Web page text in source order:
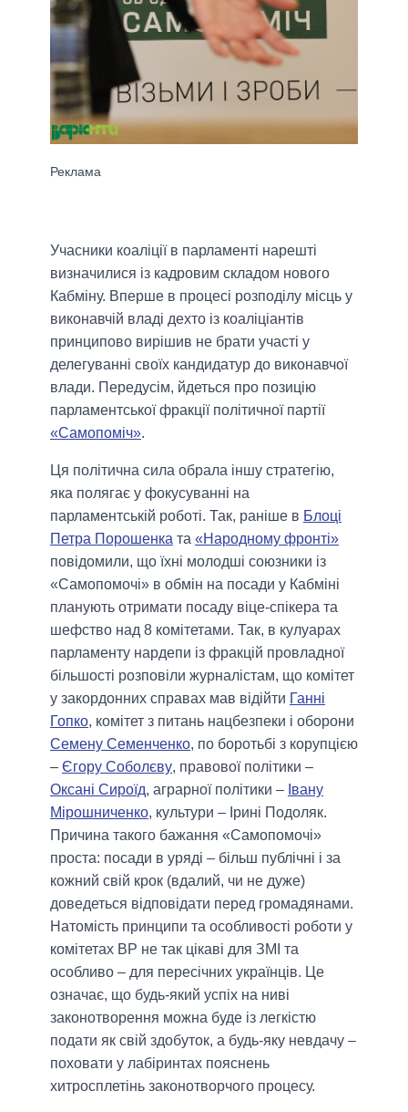
Учасники коаліції в парламенті нарешті
визначилися із кадровим складом нового
Кабміну. Вперше в процесі розподілу місць у
виконавчій владі дехто із коаліціантів
принципово вирішив не брати участі у
делегуванні своїх кандидатур до виконавчої
влади. Передусім, йдеться про позицію
парламентської фракції політичної партії
«Самопоміч».
Ця політична сила обрала іншу стратегію,
яка полягає у фокусуванні на
парламентській роботі. Так, раніше в Блоці
Петра Порошенка та «Народному фронті»
повідомили, що їхні молодші союзники із
«Самопомочі» в обмін на посади у Кабміні
планують отримати посаду віце-спікера та
шефство над 8 комітетами. Так, в кулуарах
парламенту нардепи із фракцій провладної
більшості розповіли журналістам, що комітет
у закордонних справах мав відійти Ганні
Гопко, комітет з питань нацбезпеки і оборони
Семену Семенченко, по боротьбі з корупцією
– Єгору Соболєву, правової політики –
Оксані Сироїд, аграрної політики – Івану
Мірошниченко, культури – Ірині Подоляк.
Причина такого бажання «Самопомочі»
проста: посади в уряді – більш публічні і за
кожний свій крок (вдалий, чи не дуже)
доведеться відповідати перед громадянами.
Натомість принципи та особливості роботи у
комітетах ВР не так цікаві для ЗМІ та
особливо – для пересічних українців. Це
означає, що будь-який успіх на ниві
законотворення можна буде із легкістю
подати як свій здобуток, а будь-яку невдачу –
поховати у лабіринтах пояснень
хитросплетінь законотворчого процесу.